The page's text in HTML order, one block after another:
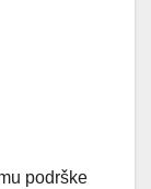
podrške